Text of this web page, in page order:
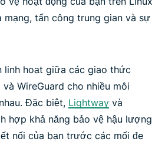
mạng, tấn công trung gian và sự
linh hoạt giữa các giao thức
và WireGuard cho nhiều môi
Đặc biệt, Lightway và
hợp khả năng bảo vệ hậu lượng
nối của bạn trước các mối đe